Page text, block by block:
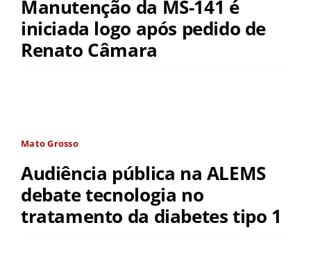
Manutenção da MS-141 é
iniciada logo após pedido de
Renato Câmara
Mato Grosso
Audiência pública na ALEMS
debate tecnologia no
tratamento da diabetes tipo 1